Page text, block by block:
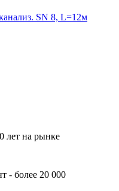
SN 8, L=12м
лет на рынке
- более 20 000